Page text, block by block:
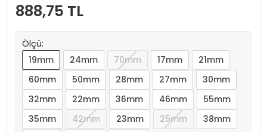
888,75 TL
Ölçü:
19mm
24mm 70mm 17mm
21mm
60mm
50mm 28mm 27mm
30mm
32mm
22mm 36mm 46mm
55mm
35mm
42mm 23mm 25mm
38mm